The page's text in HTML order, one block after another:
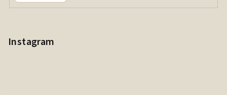
Instagram